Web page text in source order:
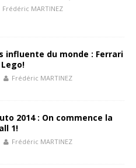
Frédéric MARTINEZ
influente du monde : Ferrari
Frédéric MARTINEZ
2014 : On commence la
1!
Frédéric MARTINEZ